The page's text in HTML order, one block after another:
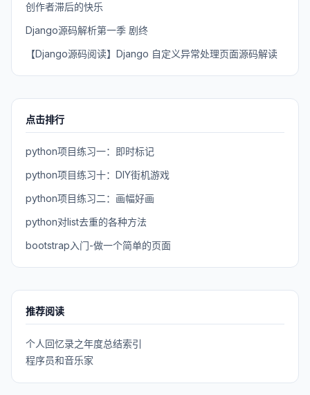
创作者滞后的快乐
Django源码解析第一季 剧终
【Django源码阅读】Django 自定义异常处理页面源码解读
点击排行
python项目练习一：即时标记
python项目练习十：DIY街机游戏
python项目练习二：画幅好画
python对list去重的各种方法
bootstrap入门-做一个简单的页面
推荐阅读
个人回忆录之年度总结索引
程序员和音乐家